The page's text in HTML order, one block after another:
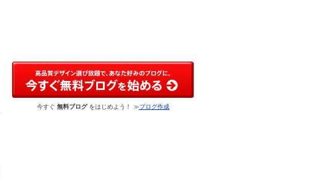
今すぐ 無料ブログをはじめよう！ ≫ブログ作成